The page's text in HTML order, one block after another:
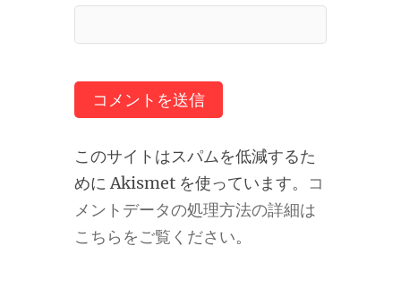
このサイトはスパムを低減するた
めに Akismet を使っています。 コ
メントデータの処理方法の詳細は
こちらをご覧ください。